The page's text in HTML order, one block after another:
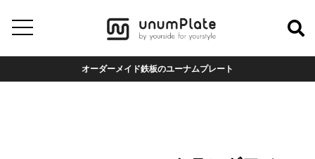
オーダーメイド鉄板のユーナムプレート